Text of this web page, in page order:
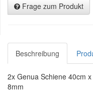
Frage zum Produkt
Beschreibung
2x Genua Schiene 40cm
8mm